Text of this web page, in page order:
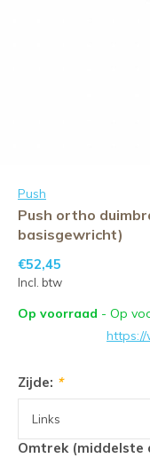
Push
Push ortho
basisgewricht)
€52,45
Incl. btw
Op voorraad - Op
https://
Zijde: *
Omtrek (middelste